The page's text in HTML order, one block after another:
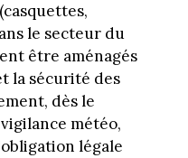
le secteur du
être aménagés
la sécurité des
dès le
météo,
légale